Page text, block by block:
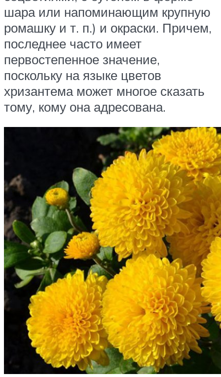
шара или напоминающим крупную
ромашку и т. п.) и окраски. Причем,
последнее часто имеет
первостепенное значение,
поскольку на языке цветов
хризантема может многое сказать
тому, кому она адресована.